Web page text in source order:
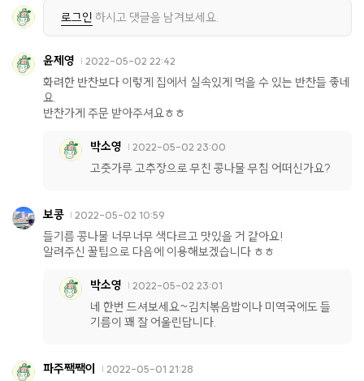
로그인 하시고 댓글을 남겨보세요.
윤제영 2022-05-02 22:42
화려한 반찬보다 이렇게 집에서 실속있게 먹을 수 있는 반찬들 좋네
요.
반찬가게 주문 받아주셔요ㅎㅎ
박소영 2022-05-02 23:00
고춧가루 고추장으로 무친 콩나물 무침 어떠신가요?
보콩 2022-05-02 10:59
들기름 콩나물 너무너무 색다르고 맛있을 거 같아요!
알려주신 꿀팁으로 다음에 이용해보겠습니다 ㅎㅎ
박소영 2022-05-02 23:01
네 한번 드셔보세요~김치볶음밥이나 미역국에도 들
기름이 꽤 잘 어울린답니다.
파주짹짹이 2022-05-01 21:28